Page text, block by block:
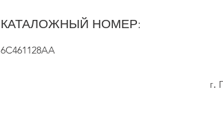
КАТАЛОЖНЫЙ НОМЕР:
6C461128AA
г.